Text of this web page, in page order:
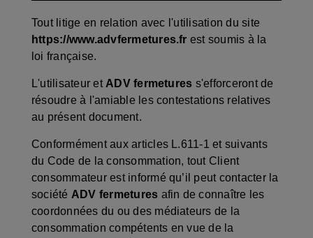
Tout litige en relation avec l'utilisation du site
https://www.advfermetures.fr est soumis à la
loi française.
L'utilisateur et ADV fermetures s'efforceront de
résoudre à l'amiable les contestations relatives
au présent document.
Conformément aux articles L.611-1 et suivants
du Code de la consommation, tout Client
consommateur est informé qu’il peut contacter la
société ADV fermetures afin de connaître les
coordonnées du ou des médiateurs de la
consommation compétents en vue de la